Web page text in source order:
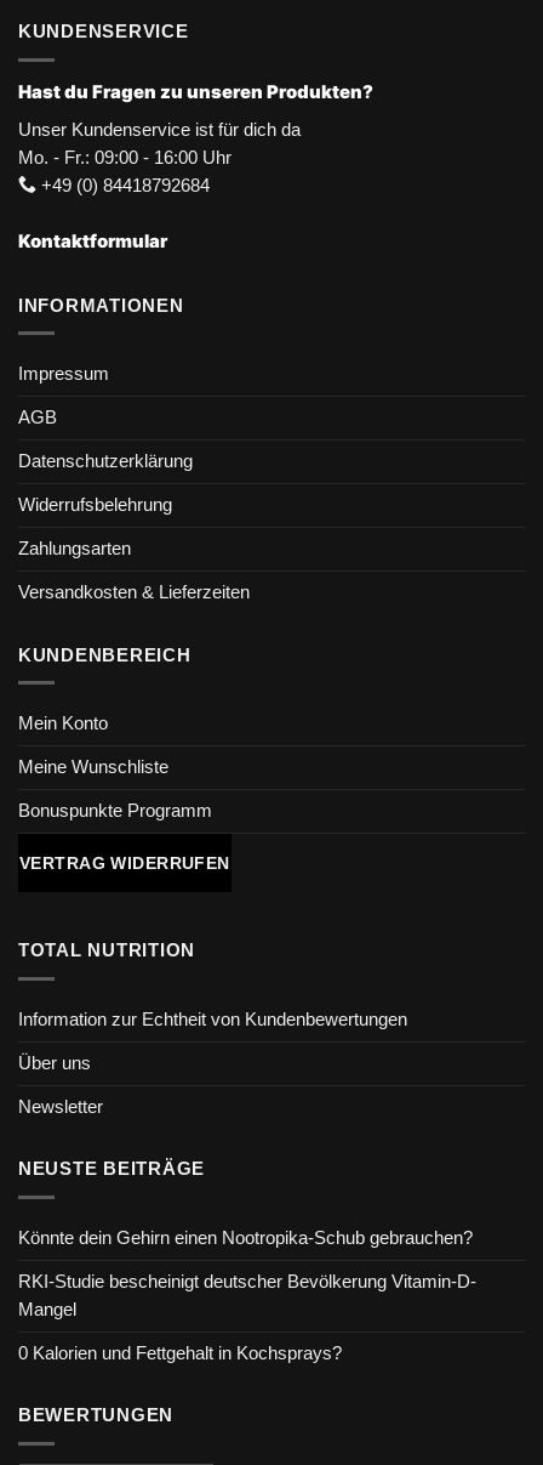
KUNDENSERVICE
Hast du Fragen zu unseren Produkten?
Unser Kundenservice ist für dich da
Mo. - Fr.: 09:00 - 16:00 Uhr
+49 (0) 84418792684
Kontaktformular
INFORMATIONEN
Impressum
AGB
Datenschutzerklärung
Widerrufsbelehrung
Zahlungsarten
Versandkosten & Lieferzeiten
KUNDENBEREICH
Mein Konto
Meine Wunschliste
Bonuspunkte Programm
VERTRAG WIDERRUFEN
TOTAL NUTRITION
Information zur Echtheit von Kundenbewertungen
Über uns
Newsletter
NEUSTE BEITRÄGE
Könnte dein Gehirn einen Nootropika-Schub gebrauchen?
RKI-Studie bescheinigt deutscher Bevölkerung Vitamin-D-
Mangel
0 Kalorien und Fettgehalt in Kochsprays?
BEWERTUNGEN